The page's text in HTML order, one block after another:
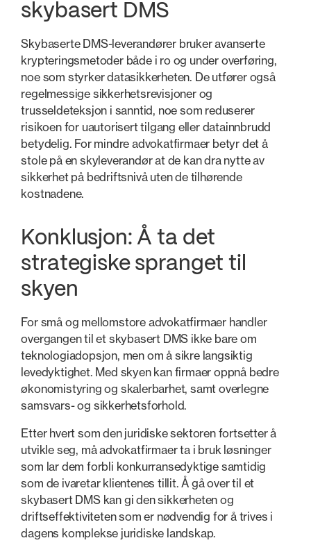
skybasert DMS
Skybaserte DMS-leverandører bruker avanserte
krypteringsmetoder både i ro og under overføring,
noe som styrker datasikkerheten. De utfører også
regelmessige sikkerhetsrevisjoner og
trusseldeteksjon i sanntid, noe som reduserer
risikoen for uautorisert tilgang eller datainnbrudd
betydelig. For mindre advokatfirmaer betyr det å
stole på en skyleverandør at de kan dra nytte av
sikkerhet på bedriftsnivå uten de tilhørende
kostnadene.
Konklusjon: Å ta det
strategiske spranget til
skyen
For små og mellomstore advokatfirmaer handler
overgangen til et skybasert DMS ikke bare om
teknologiadopsjon, men om å sikre langsiktig
levedyktighet. Med skyen kan firmaer oppnå bedre
økonomistyring og skalerbarhet, samt overlegne
samsvars- og sikkerhetsforhold.
Etter hvert som den juridiske sektoren fortsetter å
utvikle seg, må advokatfirmaer ta i bruk løsninger
som lar dem forbli konkurransedyktige samtidig
som de ivaretar klientenes tillit. Å gå over til et
skybasert DMS kan gi den sikkerheten og
driftseffektiviteten som er nødvendig for å trives i
dagens komplekse juridiske landskap.